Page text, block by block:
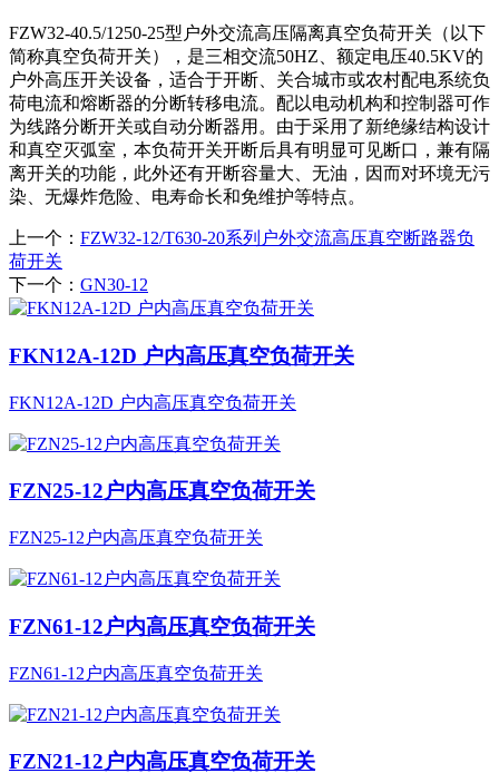
FZW32-40.5/1250-25型户外交流高压隔离真空负荷开关（以下
简称真空负荷开关），是三相交流50HZ、额定电压40.5KV的
户外高压开关设备，适合于开断、关合城市或农村配电系统负
荷电流和熔断器的分断转移电流。配以电动机构和控制器可作
为线路分断开关或自动分断器用。由于采用了新绝缘结构设计
和真空灭弧室，本负荷开关开断后具有明显可见断口，兼有隔
离开关的功能，此外还有开断容量大、无油，因而对环境无污
染、无爆炸危险、电寿命长和免维护等特点。
上一个： FZW32-12/T630-20系列户外交流高压真空断路器负
荷开关
下一个： GN30-12
FKN12A-12D 户内高压真空负荷开关
FKN12A-12D 户内高压真空负荷开关
FZN25-12户内高压真空负荷开关
FZN25-12户内高压真空负荷开关
FZN61-12户内高压真空负荷开关
FZN61-12户内高压真空负荷开关
FZN21-12户内高压真空负荷开关